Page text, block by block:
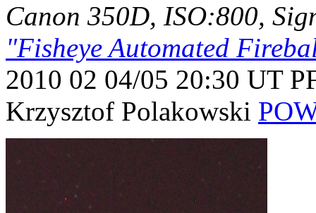
Canon 350D, ISO:800,
"Fisheye Automated
2010 02 04/05 20:30 UT
Krzysztof Polakowski